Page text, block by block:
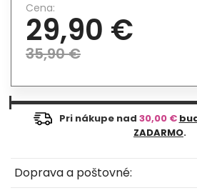
Cena:
29,90 €
35,90 €
Pri nákupe nad 30,00 €
ZADARMO.
Doprava a poštovné: